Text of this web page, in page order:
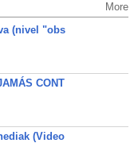
More
(nivel "obs
CONT
(Video